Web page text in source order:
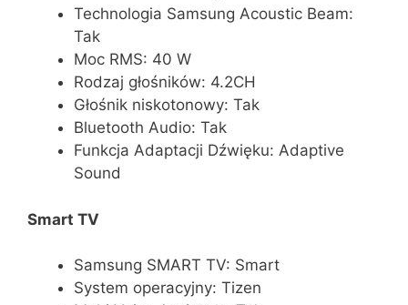
Technologia Samsung Acoustic Beam:
Tak
Moc RMS: 40 W
Rodzaj głośników: 4.2CH
Głośnik niskotonowy: Tak
Bluetooth Audio: Tak
Funkcja Adaptacji Dźwięku: Adaptive
Sound
Smart TV
Samsung SMART TV: Smart
System operacyjny: Tizen